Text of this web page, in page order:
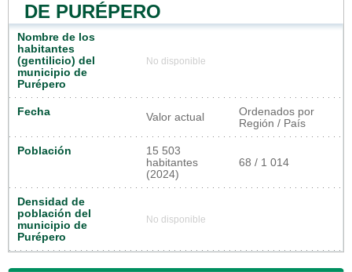
DE PURÉPERO
Nombre de los
habitantes
(gentilicio) del
municipio de
Purépero
No disponible
Fecha Valor actual
Ordenados por
Región / País
Población
15 503
habitantes
(2024)
68 / 1 014
Densidad de
población del
municipio de
Purépero
No disponible